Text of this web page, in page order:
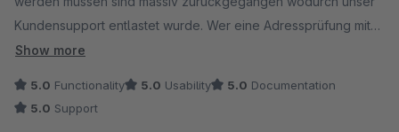
Kundensupport entlastet wurde. Wer eine Adressprüfung mit
Leitcodierbarkeitsprüfung benötigt macht hiermit nichts falsch.
Abgesehen davon ist auch den Support hervorragend und
Show more
5.0 Functionality 5.0 Usability 5.0 Documentation
5.0 Support